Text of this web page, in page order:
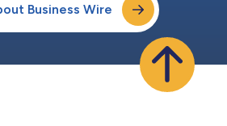
Business Wire